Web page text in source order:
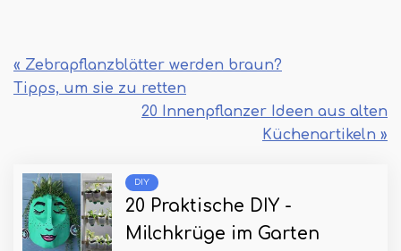
« Zebrapflanzblätter werden braun?
Tipps, um sie zu retten
20 Innenpflanzer Ideen aus alten
Küchenartikeln »
DIY
20 Praktische DIY -
Milchkrüge im Garten